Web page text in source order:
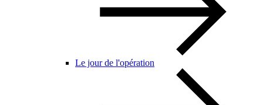
Le jour de l'opération